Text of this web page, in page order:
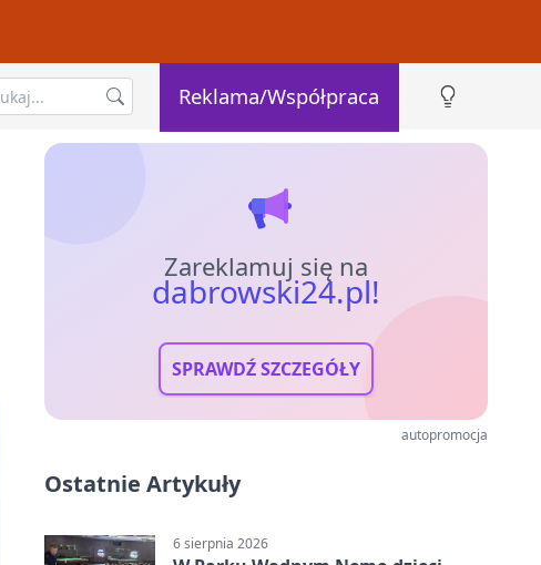
Reklama/Współpraca
Zareklamuj się na
dabrowski24.pl!
SPRAWDŹ SZCZEGÓŁY
autopromocja
Ostatnie Artykuły
6 sierpnia 2026